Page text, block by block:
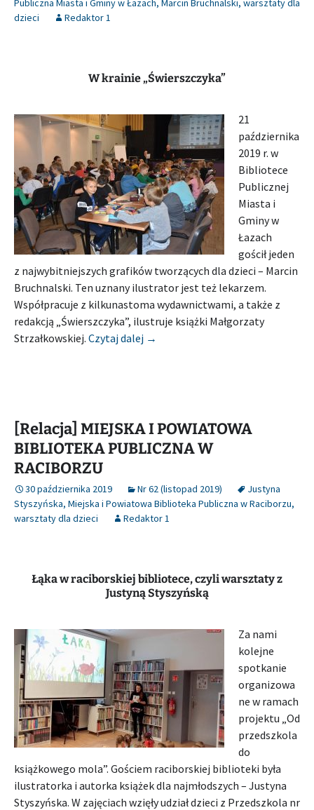
Publiczna Miasta i Gminy w Łazach, Marcin Bruchnalski, warsztaty dla
dzieci
Redaktor 1
W krainie „Świerszczyka”
21
października
2019 r. w
Bibliotece
Publicznej
Miasta i
Gminy w
Łazach
gościł jeden
z najwybitniejszych grafików tworzących dla dzieci – Marcin
Bruchnalski. Ten uznany ilustrator jest też lekarzem.
Współpracuje z kilkunastoma wydawnictwami, a także z
redakcją „Świerszczyka”, ilustruje książki Małgorzaty
Strzałkowskiej. Czytaj dalej [Relacja] BIBLIOTEKA PUBLICZNA
→
[Relacja] MIEJSKA I POWIATOWA
BIBLIOTEKA PUBLICZNA W
RACIBORZU
30 października 2019 Nr 62 (listopad 2019)
Justyna
Styszyńska, Miejska i Powiatowa Biblioteka Publiczna w Raciborzu,
warsztaty dla dzieci
Redaktor 1
Łąka w raciborskiej bibliotece, czyli warsztaty z
Justyną Styszyńską
Za nami
kolejne
spotkanie
organizowa
ne w ramach
projektu „Od
przedszkola
do
książkowego mola”. Gościem raciborskiej biblioteki była
ilustratorka i autorka książek dla najmłodszych – Justyna
Styszyńska. W zajęciach wzięły udział dzieci z Przedszkola nr